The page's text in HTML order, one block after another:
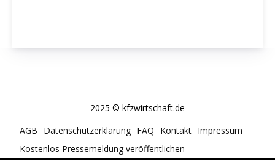
2025 © kfzwirtschaft.de
AGB
Datenschutzerklärung FAQ Kontakt Impressum
Kostenlos Pressemeldung veröffentlichen